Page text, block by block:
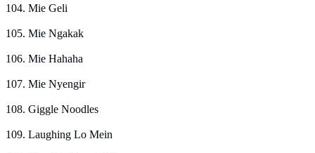
104. Mie Geli
105. Mie Ngakak
106. Mie Hahaha
107. Mie Nyengir
108. Giggle Noodles
109. Laughing Lo Mein